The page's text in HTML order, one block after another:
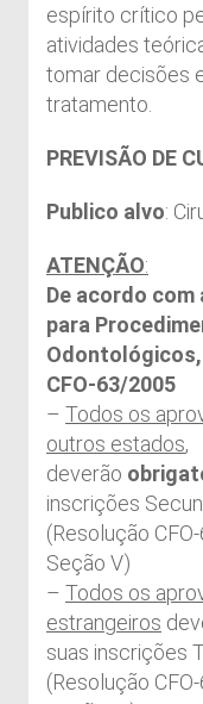
espírito crítico
atividades
tomar decisões
tratamento.
PREVISÃO DE
Publico alvo:
ATENÇÃO:
De acordo
para
CFO-63/2005
– Todos os
outros estados,
deverão
inscrições
(Resolução
Seção V)
– Todos os
estrangeiros
suas inscrições
(Resolução